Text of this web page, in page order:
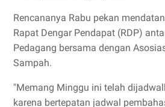
Rencananya Rabu pekan
Rapat Dengar Pendapat (RDP)
Pedagang bersama dengan
Sampah.
"Memang Minggu ini telah
karena bertepatan jadwal